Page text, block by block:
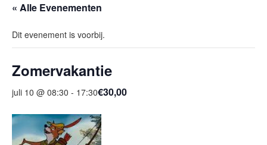
« Alle Evenementen
Dit evenement is voorbij.
Zomervakantie
juli 10 @ 08:30 - 17:30€30,00